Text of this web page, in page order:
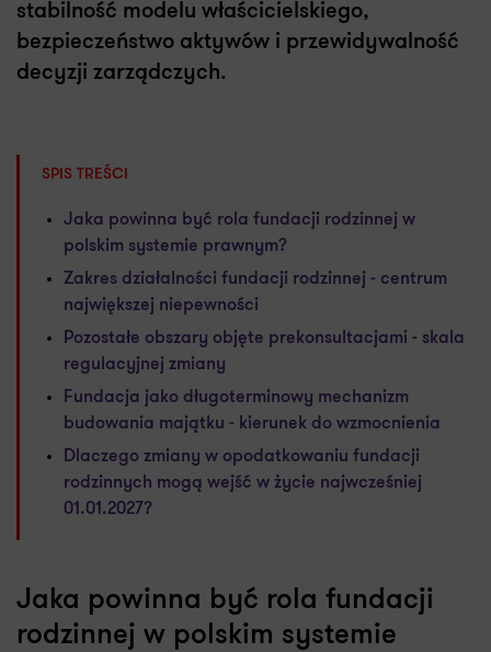
stabilność modelu właścicielskiego,
bezpieczeństwo aktywów i przewidywalność
decyzji zarządczych.
SPIS TREŚCI
Jaka powinna być rola fundacji rodzinnej w
polskim systemie prawnym?
Zakres działalności fundacji rodzinnej - centrum
największej niepewności
Pozostałe obszary objęte prekonsultacjami - skala
regulacyjnej zmiany
Fundacja jako długoterminowy mechanizm
budowania majątku - kierunek do wzmocnienia
Dlaczego zmiany w opodatkowaniu fundacji
rodzinnych mogą wejść w życie najwcześniej
01.01.2027?
Jaka powinna być rola fundacji
rodzinnej w polskim systemie